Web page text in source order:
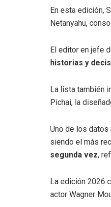
En esta edición,
Netanyahu,
El editor en jefe
historias y
La lista también
Pichai, la
Uno de los datos
siendo el más
segunda vez,
La edición 2026
actor Wagner